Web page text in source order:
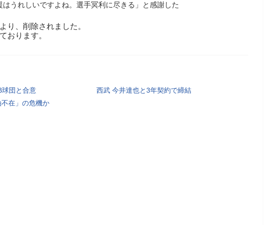
はうれしいですよね。選手冥利に尽きる」と感謝した
り、削除されました。
おります。
球団と合意
西武 今井達也と3年契約で締結
在」の危機か